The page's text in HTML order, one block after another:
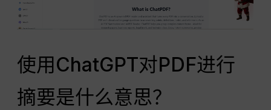
使用ChatGPT对PDF进行
摘要是什么意思？